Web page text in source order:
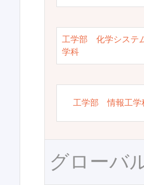
工学部 化学システ
学科
工学部 情報工学
グローバ